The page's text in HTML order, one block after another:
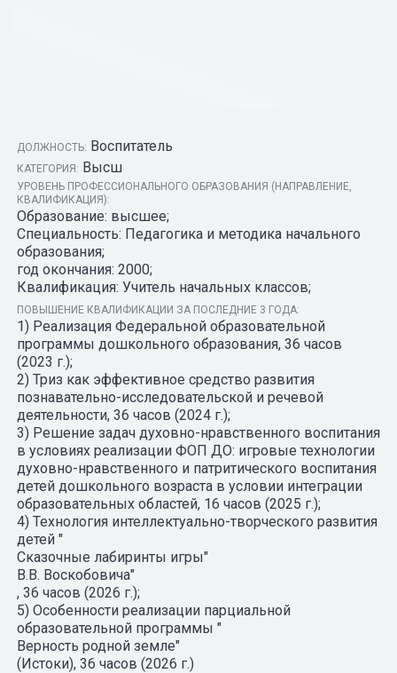
ДОЛЖНОСТЬ: Воспитатель
КАТЕГОРИЯ: Высш
УРОВЕНЬ ПРОФЕССИОНАЛЬНОГО ОБРАЗОВАНИЯ (НАПРАВЛЕНИЕ,
КВАЛИФИКАЦИЯ):
Образование: высшее;
Специальность: Педагогика и методика начального
образования;
год окончания: 2000;
Квалификация: Учитель начальных классов;
ПОВЫШЕНИЕ КВАЛИФИКАЦИИ ЗА ПОСЛЕДНИЕ 3 ГОДА:
1) Реализация Федеральной образовательной
программы дошкольного образования, 36 часов
(2023 г.);
2) Триз как эффективное средство развития
познавательно-исследовательской и речевой
деятельности, 36 часов (2024 г.);
3) Решение задач духовно-нравственного воспитания
в условиях реализации ФОП ДО: игровые технологии
духовно-нравственного и патритического воспитания
детей дошкольного возраста в условии интеграции
образовательных областей, 16 часов (2025 г.);
4) Технология интеллектуально-творческого развития
детей "
Сказочные лабиринты игры"
В.В. Воскобовича"
, 36 часов (2026 г.);
5) Особенности реализации парциальной
образовательной программы "
Верность родной земле"
(Истоки), 36 часов (2026 г.)